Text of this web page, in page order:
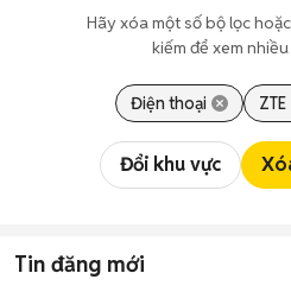
Hãy xóa một số bộ lọc
kiếm để xem
Điện thoại ZTE
Đổi khu vực
Tin đăng mới